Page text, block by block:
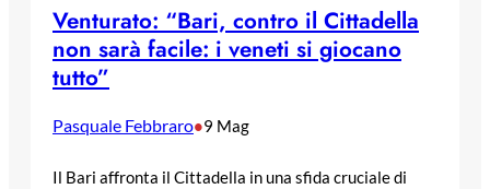
Venturato: “Bari, contro il Cittadella
non sarà facile: i veneti si giocano
tutto”
Pasquale Febbraro•9 Mag
Il Bari affronta il Cittadella in una sfida cruciale di